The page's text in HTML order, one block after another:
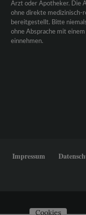
Arzt oder Apotheker. Die
ohne direkte medizinisch-
bereitgestellt. Bitte
ohne Absprache mit
einnehmen.
Impressum
Cookies